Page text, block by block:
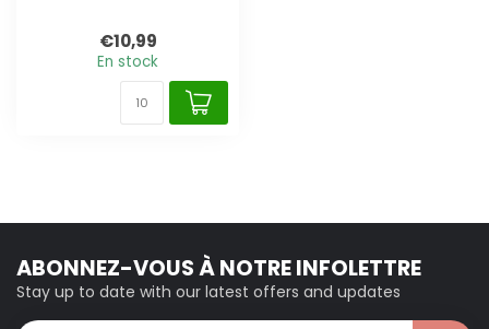
€10,99
En stock
ABONNEZ-VOUS À NOTRE INFOLETTRE
Stay up to date with our latest offers and updates